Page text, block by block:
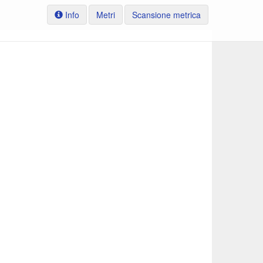
Info Metri Scansione metrica